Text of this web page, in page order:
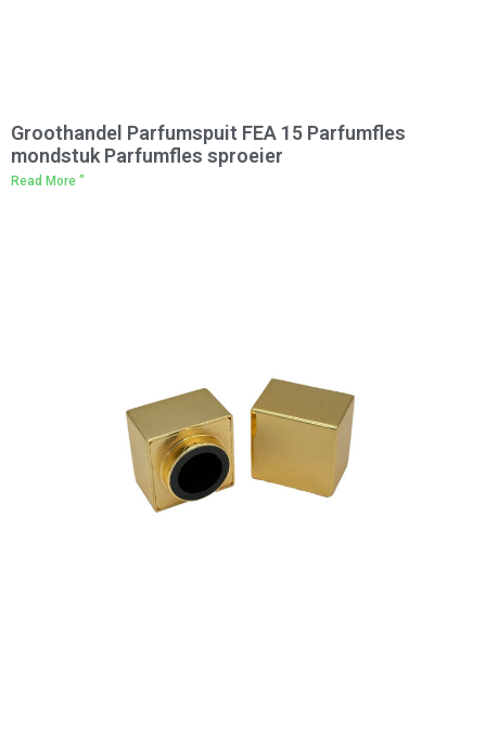
Groothandel Parfumspuit FEA 15 Parfumfles
mondstuk Parfumfles sproeier
Read More "